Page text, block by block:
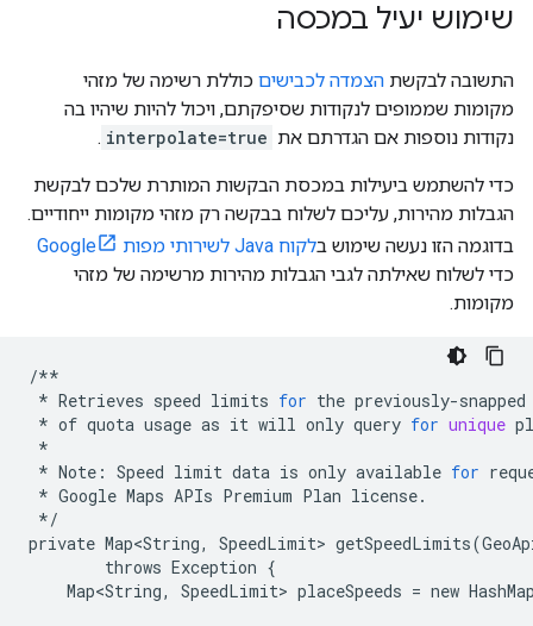
שימוש יעיל במכסה
התשובה לבקשת הצמדה לכבישים כוללת רשימה של מזהי
מקומות שממופים לנקודות שסיפקתם, ויכול להיות שיהיו בה
נקודות נוספות אם הגדרתם את interpolate=true
.
כדי להשתמש ביעילות במכסת הבקשות המותרת שלכם לבקשת
הגבלות מהירות, עליכם לשלוח בבקשה רק מזהי מקומות ייחודיים.
בדוגמה הזו נעשה שימוש בלקוח Java לשירותי מפות Google
כדי לשלוח שאילתה לגבי הגבלות מהירות מרשימה של מזהי
מקומות.
/**
* Retrieves speed limits for the previously-snapped
* of quota usage as it will only query for unique
*
* Note : Speed limit data is only available for
* Google Maps APIs Premium Plan license.
*/
private Map<String, SpeedLimit> getSpeedLimits(
throws Exception {
Map<String, SpeedLimit> placeSpeeds = new